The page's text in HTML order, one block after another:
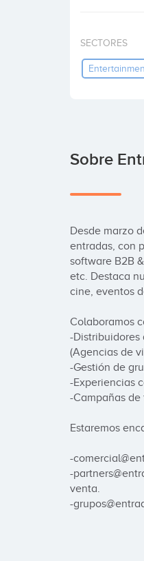
SECTORES
Sobre
Desde marzo
entradas, con
software B2B
etc. Destaca
cine, eventos
Colaboramos
-Distribuidores
(Agencias de
-Gestión de
-Experiencias
-Campañas
Estaremos
-
-
venta.
-